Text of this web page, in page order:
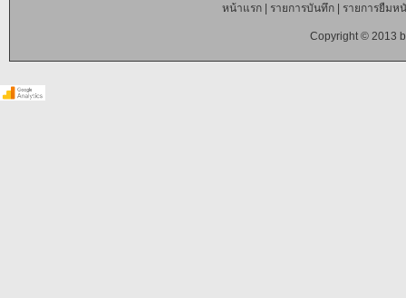
หน้าแรก| รายการบันทึก| รายการยืมห
Copyright © 2013